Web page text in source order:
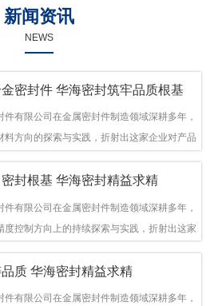
新闻资讯
NEWS
密封件 华海密封筑牢品质根基
件有限公司在金属密封件制造领域深耕多年，
料方向的探索与实践，折射出这家企业对产品
材质方案，在石油机械、管道法兰、采油树、
封根基 华海密封精益求精
件有限公司在金属密封件制造领域深耕多年，
度控制方向上的持续探索与实践，折射出这家
于石油机械、管道法兰、采油树、井口装置等
寸精度的技术内涵及企业工艺积累等角度，呈
质 华海密封精益求精
件有限公司在金属密封件制造领域深耕多年，